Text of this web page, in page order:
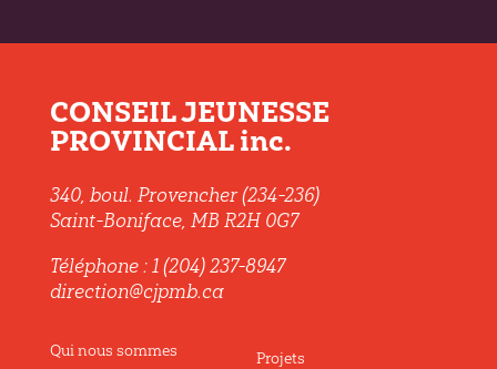
CONSEIL JEUNESSE
PROVINCIAL inc.
340, boul. Provencher (234-236)
Saint-Boniface, MB R2H 0G7
Téléphone : 1 (204) 237-8947
direction@cjpmb.ca
Qui nous sommes Projets